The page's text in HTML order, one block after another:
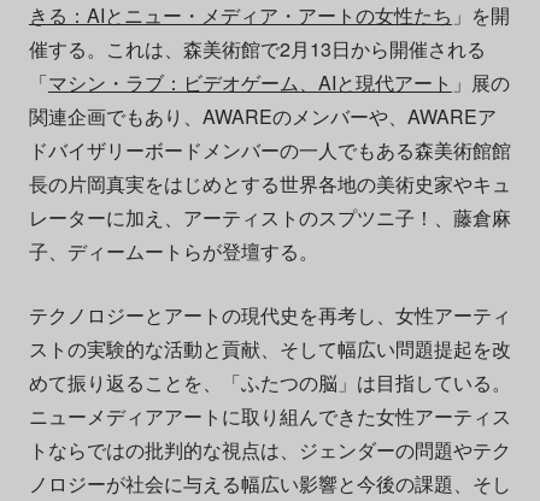
きる：AIとニュー・メディア・アートの女性たち 」を開
催する。これは、森美術館で2月13日から開催される
「マシン・ラブ：ビデオゲーム、AIと現代アート 」展の
関連企画でもあり、AWAREのメンバーや、AWAREア
ドバイザリーボードメンバーの一人でもある森美術館館
長の片岡真実をはじめとする世界各地の美術史家やキュ
レーターに加え、アーティストのスプツニ子！、藤倉麻
子、ディームートらが登壇する。
テクノロジーとアートの現代史を再考し、女性アーティ
ストの実験的な活動と貢献、そして幅広い問題提起を改
めて振り返ることを、「ふたつの脳」は目指している。
ニューメディアアートに取り組んできた女性アーティス
トならではの批判的な視点は、ジェンダーの問題やテク
ノロジーが社会に与える幅広い影響と今後の課題、そし